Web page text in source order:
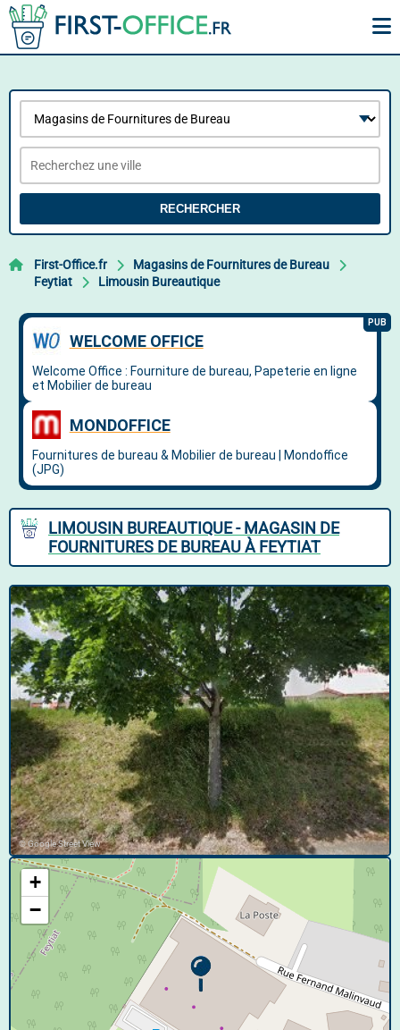
RECHERCHER
First-Office.fr
Magasins de Fournitures de Bureau
Feytiat
Limousin Bureautique
LIMOUSIN BUREAUTIQUE - MAGASIN DE
FOURNITURES DE BUREAU À FEYTIAT
© Google Street View
+
−